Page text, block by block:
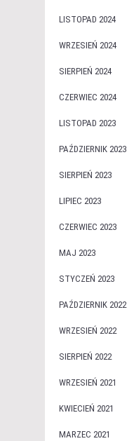
LISTOPAD 2024
WRZESIEŃ 2024
SIERPIEŃ 2024
CZERWIEC 2024
LISTOPAD 2023
PAŹDZIERNIK 2023
SIERPIEŃ 2023
LIPIEC 2023
CZERWIEC 2023
MAJ 2023
STYCZEŃ 2023
PAŹDZIERNIK 2022
WRZESIEŃ 2022
SIERPIEŃ 2022
WRZESIEŃ 2021
KWIECIEŃ 2021
MARZEC 2021